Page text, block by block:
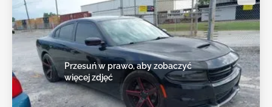
Przesuń w prawo, aby zobaczyć
więcej zdjęć